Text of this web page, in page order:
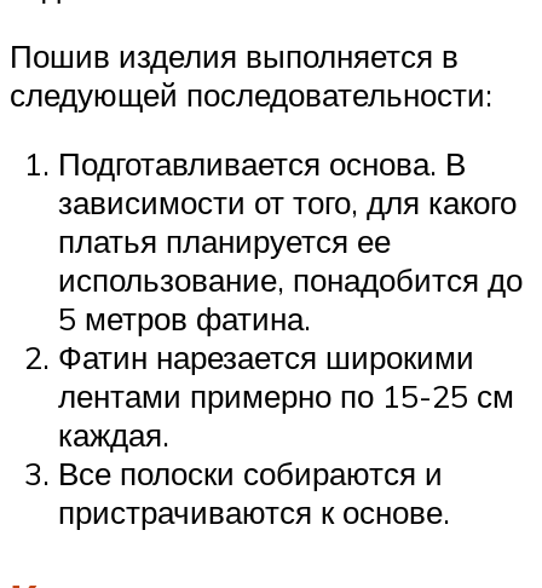
Пошив изделия выполняется в
следующей последовательности:
Подготавливается основа. В
зависимости от того, для какого
платья планируется ее
использование, понадобится до
5 метров фатина.
Фатин нарезается широкими
лентами примерно по 15-25 см
каждая.
Все полоски собираются и
пристрачиваются к основе.